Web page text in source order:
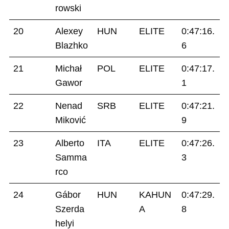
rowski
20
Alexey
Blazhko
HUN ELITE
0:47:16.
6
21
Michał
Gawor
POL ELITE
0:47:17.
1
22
Nenad
Miković
SRB ELITE
0:47:21.
9
23
Alberto
Samma
rco
ITA ELITE
0:47:26.
3
24
Gábor
Szerda
helyi
HUN
KAHUN
A
0:47:29.
8